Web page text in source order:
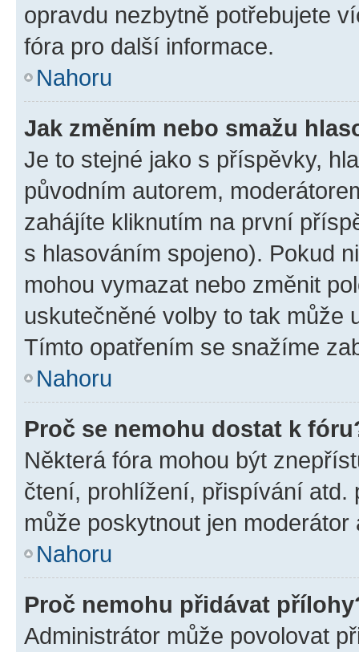
opravdu nezbytně potřebujete
fóra pro další informace.
Nahoru
Jak změním nebo smažu
Je to stejné jako s příspěvky,
původním autorem,
zahájíte kliknutím na první
s hlasováním spojeno). Pokud
mohou vymazat nebo změnit
uskutečněné volby to tak může
Tímto opatřením se snažíme
Nahoru
Proč se nemohu dostat k
Některá fóra mohou být
čtení, prohlížení, přispívání atd.
může poskytnout jen
Nahoru
Proč nemohu přidávat
Administrátor může povolovat